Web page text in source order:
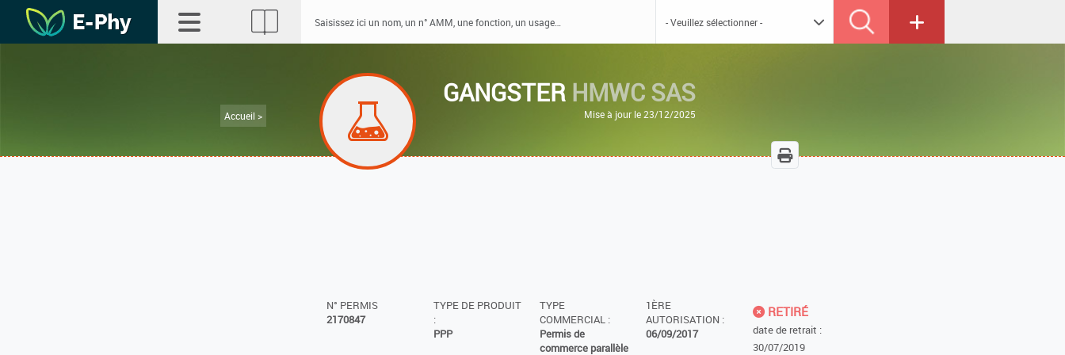
Accueil >
GANGSTER HMWC SAS
Mise à jour le 23/12/2025
N° PERMIS
2170847
TYPE DE PRODUIT
:
PPP
TYPE
COMMERCIAL :
Permis de
commerce parallèle
1ÈRE
AUTORISATION :
06/09/2017
RETIRÉ
date de retrait :
30/07/2019